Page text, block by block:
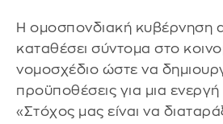
Η ομοσπονδιακή κυβέρνηση
καταθέσει σύντομα στο
νομοσχέδιο ώστε να
προϋποθέσεις για μια
«Στόχος μας είναι να